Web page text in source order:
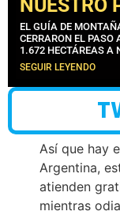
NUESTRO
EL GUÍA DE
CERRARON EL PASO
1.672 HECTÁREAS A
SEGUIR LEYENDO
Así que hay
Argentina,
atienden
mientras